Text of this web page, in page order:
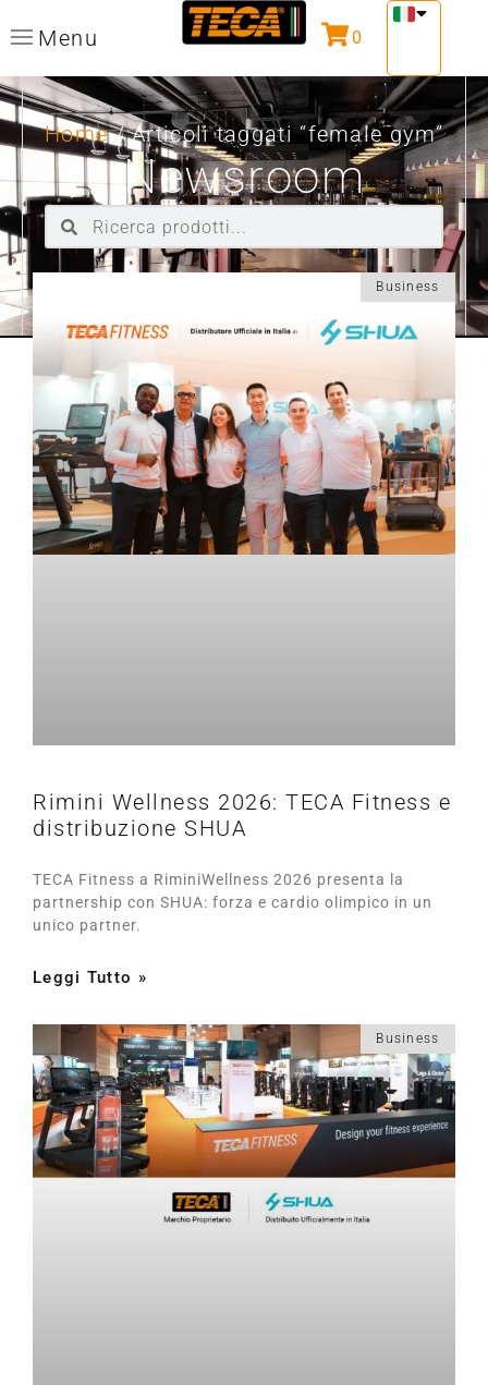
Menu 0
Home/ Articoli taggati “female gym”
Newsroom
Business
Rimini Wellness 2026: TECA Fitness e
distribuzione SHUA
TECA Fitness a RiminiWellness 2026 presenta la
partnership con SHUA: forza e cardio olimpico in un
unico partner.
Leggi Tutto »
Business